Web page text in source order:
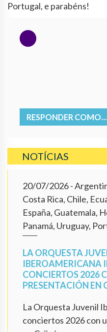
Portugal, e parabéns!
RESPONDER COMO...
NOTÍCIAS
20/07/2026-
Costa Rica, Chile,
España, Guatemala,
Panamá, Uruguay,
LA ORQUESTA
IBEROAMERICANA
CONCIERTOS 2026
PRESENTACIÓN EN
La Orquesta Juvenil
conciertos 2026 con